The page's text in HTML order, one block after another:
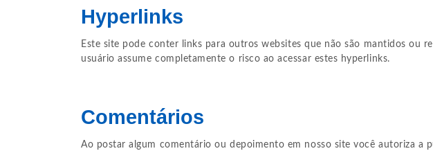
Hyperlinks
Este site pode conter links para outros websites que não são mantidos ou
usuário assume completamente o risco ao acessar estes hyperlinks.
Comentários
Ao postar algum comentário ou depoimento em nosso site você autoriza a